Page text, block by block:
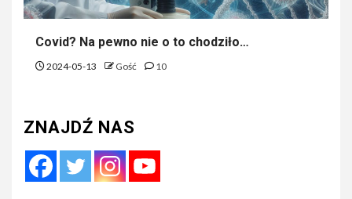
Covid? Na pewno nie o to chodziło…
2024-05-13 Gość 10
ZNAJDŹ NAS